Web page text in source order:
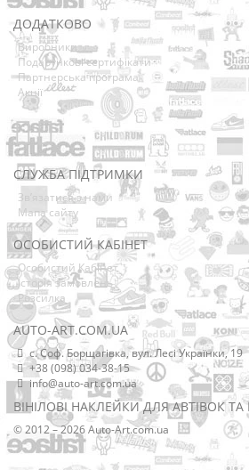
ДОДАТКОВО
Виробники
Подарункові сертифікати
Партнерська програма
Акції
СЛУЖБА ПІДТРИМКИ
Зв’язатися з нами
Мапа сайту
ОСОБИСТИЙ КАБІНЕТ
Особистий Кабінет
Історія замовлень
Розсилка
AUTO-ART.COM.UA
с. Соф. Борщагівка, вул. Лесі Українки, 19
+38 (098) 034-38-15
info@auto-art.com.ua
ВІНІЛОВІ НАКЛЕЙКИ ДЛЯ АВТІВОК ТА
© 2012 – 2026 Auto-Art.com.ua